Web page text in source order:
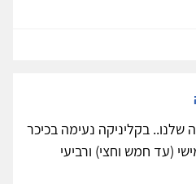
בקליניקה נעימה בכיכר
(עד חמש וחצי) ורביעי